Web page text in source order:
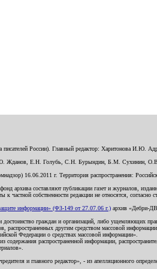
России). Главный редактор: Харитонова И.Ю.
Жданов, Е.Н. Голубь, С.Н. Бурындин, Б.М. Сухинин, О.В.
16.06.2011 г. Территория распространения:
архива составляют публикации газет и журналов,
собственности редакции не относятся, согласно
информации» (ФЗ-149 от 27.07.06 г.) архив «Дебри-
граждан и организаций, либо ущемляющих
другим средством массовой
Федерации о средствах массовой информации».
распространенной информации,
и главного редактор», - из апелляционного